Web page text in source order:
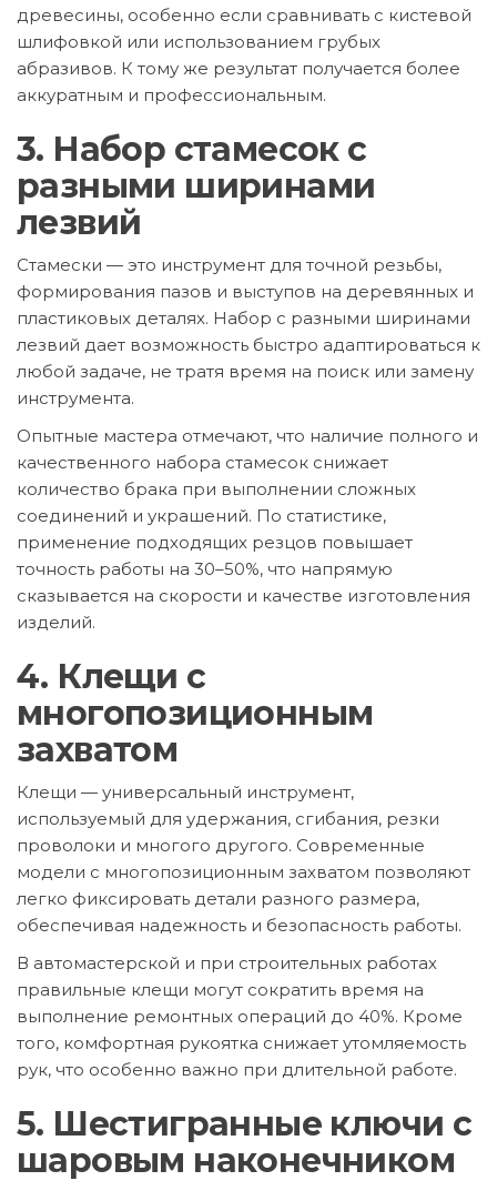
древесины, особенно если сравнивать с кистевой
шлифовкой или использованием грубых
абразивов. К тому же результат получается более
аккуратным и профессиональным.
3. Набор стамесок с
разными ширинами
лезвий
Стамески — это инструмент для точной резьбы,
формирования пазов и выступов на деревянных и
пластиковых деталях. Набор с разными ширинами
лезвий дает возможность быстро адаптироваться к
любой задаче, не тратя время на поиск или замену
инструмента.
Опытные мастера отмечают, что наличие полного и
качественного набора стамесок снижает
количество брака при выполнении сложных
соединений и украшений. По статистике,
применение подходящих резцов повышает
точность работы на 30–50%, что напрямую
сказывается на скорости и качестве изготовления
изделий.
4. Клещи с
многопозиционным
захватом
Клещи — универсальный инструмент,
используемый для удержания, сгибания, резки
проволоки и многого другого. Современные
модели с многопозиционным захватом позволяют
легко фиксировать детали разного размера,
обеспечивая надежность и безопасность работы.
В автомастерской и при строительных работах
правильные клещи могут сократить время на
выполнение ремонтных операций до 40%. Кроме
того, комфортная рукоятка снижает утомляемость
рук, что особенно важно при длительной работе.
5. Шестигранные ключи с
шаровым наконечником